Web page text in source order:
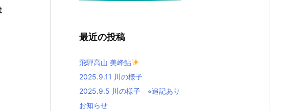
最近の投稿
飛騨高山 美峰鮎
2025.9.11 川の様子
2025.9.5 川の様子 ⭐︎追記あり
お知らせ